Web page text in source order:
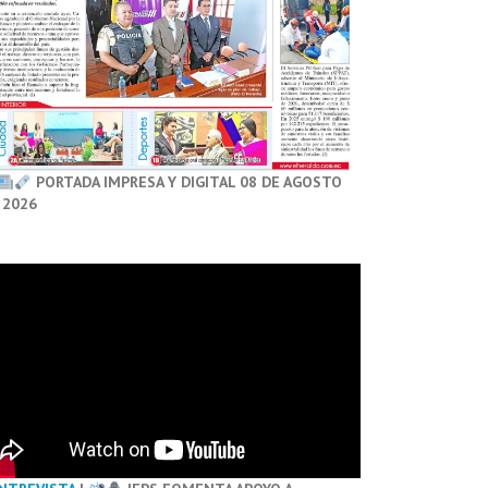
PORTADA IMPRESA Y DIGITAL 08 DE AGOSTO
2026